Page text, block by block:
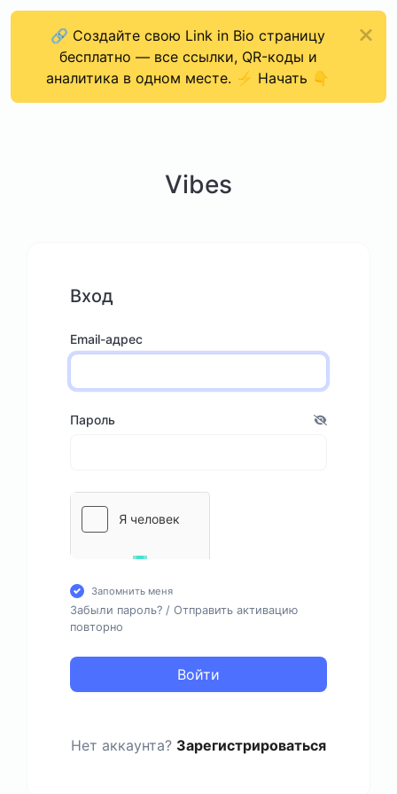
🔗 Создайте свою Link in Bio страницу
бесплатно — все ссылки, QR-коды и
аналитика в одном месте. ⚡ Начать 👇
Vibes
Вход
Email-адрес
Пароль
Запомнить меня
Забыли пароль? / Отправить активацию
повторно
Войти
Нет аккаунта? Зарегистрироваться